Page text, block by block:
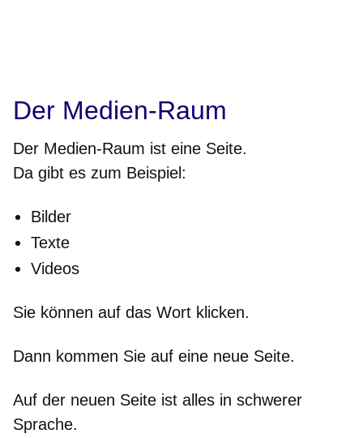
Der Medien-Raum
Der Medien-Raum ist eine Seite.
Da gibt es zum Beispiel:
Bilder
Texte
Videos
Sie können auf das Wort klicken.
Dann kommen Sie auf eine neue Seite.
Auf der neuen Seite ist alles in schwerer
Sprache.